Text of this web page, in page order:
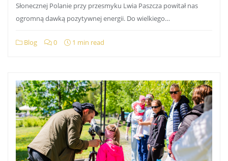
Słonecznej Polanie przy przesmyku Lwia Paszcza powitał nas
ogromną dawką pozytywnej energii. Do wielkiego…
Blog 0 1 min read